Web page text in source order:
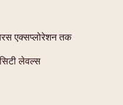
एक्सप्लोरेशन तक
लेवल्स